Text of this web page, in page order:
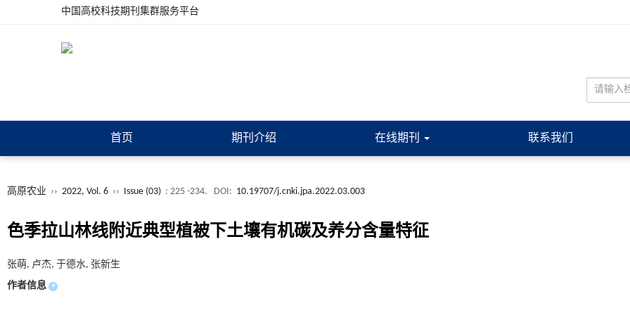
中国高校科技期刊集群服务平台
首页 期刊介绍 在线期刊 联系我们
高原农业 ›› 2022, Vol. 6 ›› Issue (03) : 225 -234. DOI: 10.19707/j.cnki.jpa.2022.03.003
色季拉山林线附近典型植被下土壤有机碳及养分含量特征
张萌, 卢杰, 于德水, 张新生
作者信息 +